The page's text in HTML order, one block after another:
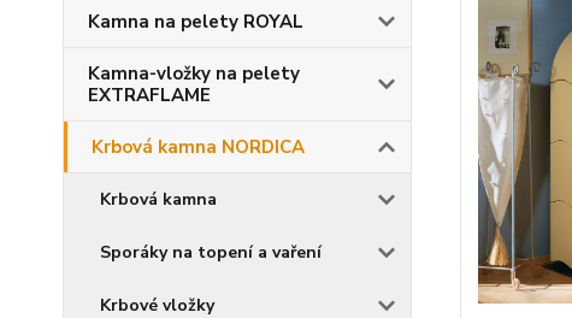
Kamna na pelety ROYAL
Kamna-vložky na pelety
EXTRAFLAME
Krbová kamna NORDICA
Krbová kamna
Sporáky na topení a vaření
Krbové vložky